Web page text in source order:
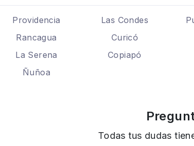
Providencia Las Condes
Rancagua Curicó
La Serena Copiapó
Ñuñoa
Todas tus dudas